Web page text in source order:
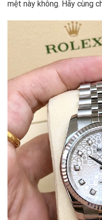
mệt này không. Hãy cùng